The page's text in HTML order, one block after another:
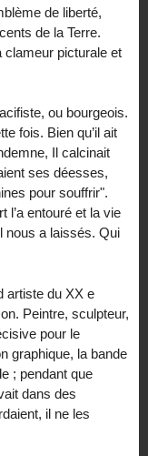
de liberté,
de la Terre.
picturale et
ou bourgeois.
fois. Bien qu’il ait
Il calcinait
ses déesses,
pour souffrir".
l’a entouré et la vie
nous a laissés. Qui
artiste du XX e
Peintre, sculpteur,
pour le
graphique, la bande
; pendant que
dans des
il ne les